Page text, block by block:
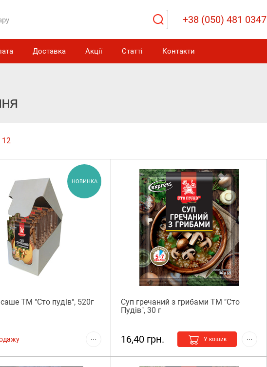
+38 (050) 481 0347
Доставка Акції Статті Контакти
12
НОВИНКА
ТМ "Сто пудів", 520г
Суп гречаний з грибами ТМ "Сто
Пудів", 30 г
16,40 грн. У кошик